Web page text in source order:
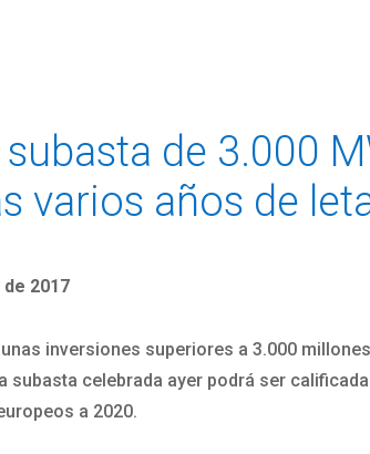
subasta de 3.000
varios años de
de 2017
unas inversiones superiores a 3.000
subasta celebrada ayer podrá ser
a 2020.